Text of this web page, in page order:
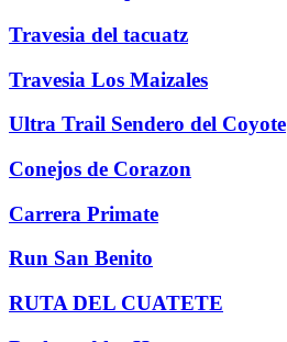
Travesia del tacuatz
Travesia Los Maizales
Ultra Trail Sendero del Coyote
Conejos de Corazon
Carrera Primate
Run San Benito
RUTA DEL CUATETE